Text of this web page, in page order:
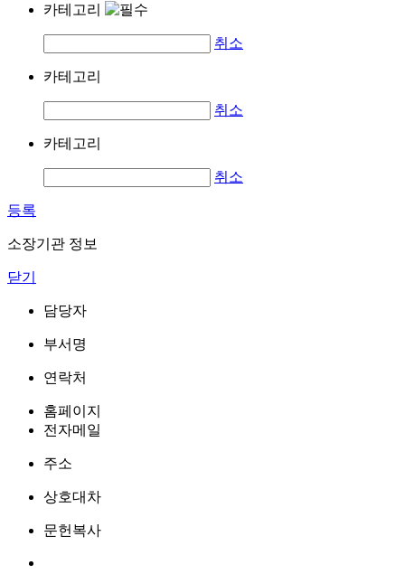
카테고리
취소
카테고리
취소
카테고리
취소
등록
소장기관 정보
닫기
담당자
부서명
연락처
홈페이지
전자메일
주소
상호대차
문헌복사